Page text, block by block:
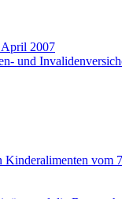
April 2007
und
Kinderalimenten vom